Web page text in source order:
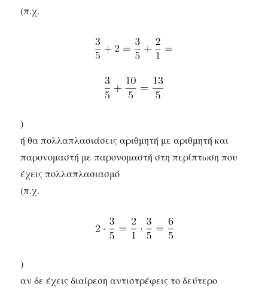
(π.χ.
)
ή θα πολλαπλασιάσεις αριθμητή με αριθμητή και
παρονομαστή με παρονομαστή στη περίπτωση που
έχεις πολλαπλασιασμό
(π.χ.
)
αν δε έχεις διαίρεση αντιστρέφεις το δεύτερο